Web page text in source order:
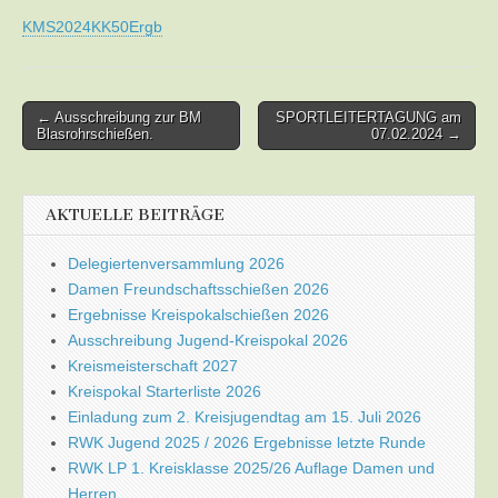
KMS2024KK50Ergb
Post
navigation
← Ausschreibung zur BM
Blasrohrschießen.
SPORTLEITERTAGUNG am
07.02.2024 →
AKTUELLE BEITRÄGE
Delegiertenversammlung 2026
Damen Freundschaftsschießen 2026
Ergebnisse Kreispokalschießen 2026
Ausschreibung Jugend-Kreispokal 2026
Kreismeisterschaft 2027
Kreispokal Starterliste 2026
Einladung zum 2. Kreisjugendtag am 15. Juli 2026
RWK Jugend 2025 / 2026 Ergebnisse letzte Runde
RWK LP 1. Kreisklasse 2025/26 Auflage Damen und
Herren